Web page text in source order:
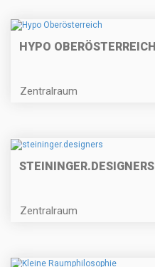
HYPO OBERÖSTERREICH
Zentralraum
STEININGER.DESIGNERS
Zentralraum